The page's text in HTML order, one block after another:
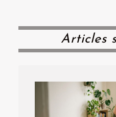
Articles